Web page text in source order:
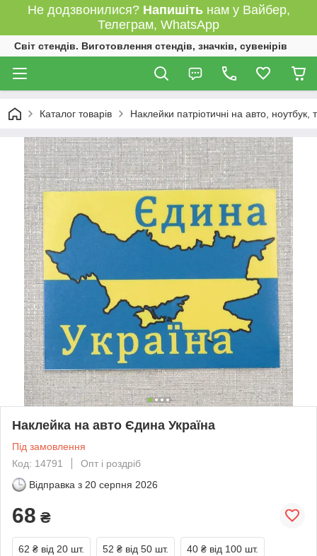
Не додзвонилися? Напишітьнам у Вайбер,
Телеграм, WhatsApp
Світ стендів. Виготовлення стендів, значків, сувенірів
Каталог товарів Наклейки патріотичні на авто,
Наклейка на авто Єдина Україна
Під замовлення
Код: 14791
Опт і роздріб
Відправка з 20 серпня 2026
68 ₴
62 ₴ від 20 шт. 52 ₴ від 50 шт. 40 ₴ від 100 шт.